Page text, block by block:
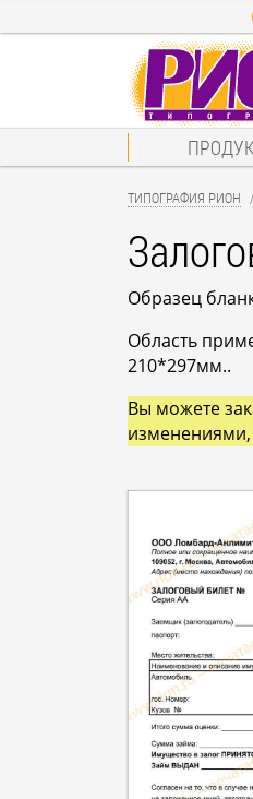
ТИПОГРАФИЯ РИОН
Образец
Область
210*297мм..
Вы можете